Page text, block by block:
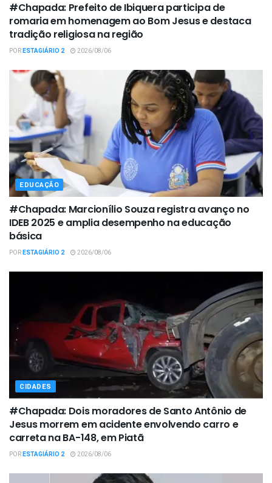
#Chapada: Prefeito de Ibiquera participa de
romaria em homenagem ao Bom Jesus e destaca
tradição religiosa na região
PORESTAGIÁRIO 2 2026/08/06
EDUCAÇÃO
#Chapada: Marcionílio Souza registra avanço no
IDEB 2025 e amplia desempenho na educação
básica
PORESTAGIÁRIO 2 2026/08/06
CIDADES
#Chapada: Dois moradores de Santo Antônio de
Jesus morrem em acidente envolvendo carro e
carreta na BA-148, em Piatã
PORESTAGIÁRIO 2 2026/08/06